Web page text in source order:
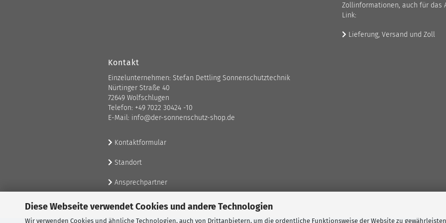
Diese Webseite verwendet Cookies und andere Technologien
Wir verwenden Cookies und ähnliche Technologien, auch von Drittanbietern, um die ordentliche Funktionsweise der Website zu
Zollinformationen, auch für das
Link:
Lieferung, Versand und Zoll
Kontakt
Einzelunternehmen: Stefan Dettling Sonnenschutztechnik
Nürtinger Straße 40
72649 Wolfschlugen
Telefon: +49 7022 30424 -10
E-Mail: info@der-sonnenschutz-shop.de
Kontaktformular
Standort
Ansprechpartner